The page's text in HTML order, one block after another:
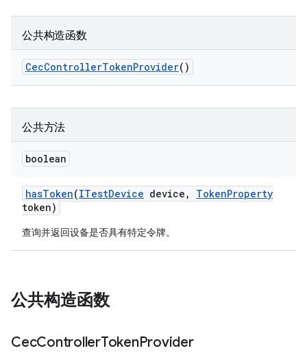
公共构造函数
CecControllerTokenProvider()
公共方法
boolean
hasToken(ITestDevice device , TokenProperty
token)
查询并返回设备是否具有特定令牌。
公共构造函数
CecControllerTokenProvider